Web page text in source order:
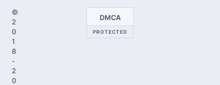
©
2
0
1
8
-
2
0
DMCA
PROTECTED